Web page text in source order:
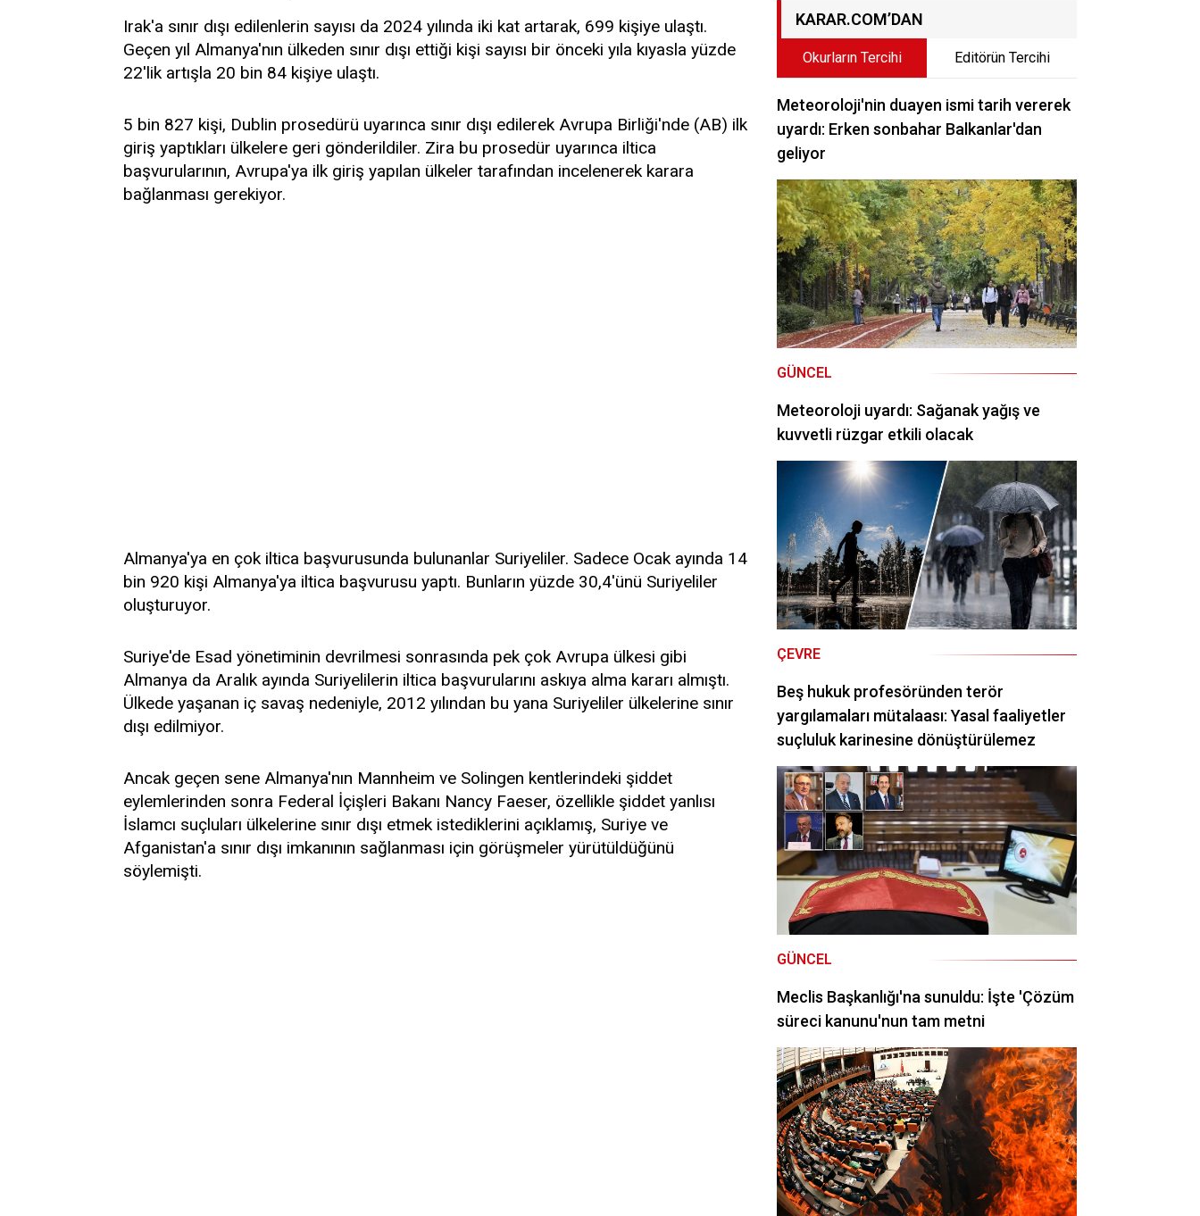
Irak'a sınır dışı edilenlerin sayısı da 2024 yılında iki kat artarak, 699 kişiye ulaştı.
Geçen yıl Almanya'nın ülkeden sınır dışı ettiği kişi sayısı bir önceki yıla kıyasla yüzde
22'lik artışla 20 bin 84 kişiye ulaştı.
5 bin 827 kişi, Dublin prosedürü uyarınca sınır dışı edilerek Avrupa Birliği'nde (AB) ilk
giriş yaptıkları ülkelere geri gönderildiler. Zira bu prosedür uyarınca iltica
başvurularının, Avrupa'ya ilk giriş yapılan ülkeler tarafından incelenerek karara
bağlanması gerekiyor.
Almanya'ya en çok iltica başvurusunda bulunanlar Suriyeliler. Sadece Ocak ayında 14
bin 920 kişi Almanya'ya iltica başvurusu yaptı. Bunların yüzde 30,4'ünü Suriyeliler
oluşturuyor.
Suriye'de Esad yönetiminin devrilmesi sonrasında pek çok Avrupa ülkesi gibi
Almanya da Aralık ayında Suriyelilerin iltica başvurularını askıya alma kararı almıştı.
Ülkede yaşanan iç savaş nedeniyle, 2012 yılından bu yana Suriyeliler ülkelerine sınır
dışı edilmiyor.
Ancak geçen sene Almanya'nın Mannheim ve Solingen kentlerindeki şiddet
eylemlerinden sonra Federal İçişleri Bakanı Nancy Faeser, özellikle şiddet yanlısı
İslamcı suçluları ülkelerine sınır dışı etmek istediklerini açıklamış, Suriye ve
Afganistan'a sınır dışı imkanının sağlanması için görüşmeler yürütüldüğünü
söylemişti.
KARAR.COM’DAN
Okurların Tercihi Editörün Tercihi
Meteoroloji'nin duayen ismi tarih vererek
uyardı: Erken sonbahar Balkanlar'dan
geliyor
GÜNCEL
Meteoroloji uyardı: Sağanak yağış ve
kuvvetli rüzgar etkili olacak
ÇEVRE
Beş hukuk profesöründen terör
yargılamaları mütalaası: Yasal faaliyetler
suçluluk karinesine dönüştürülemez
GÜNCEL
Meclis Başkanlığı'na sunuldu: İşte 'Çözüm
süreci kanunu'nun tam metni